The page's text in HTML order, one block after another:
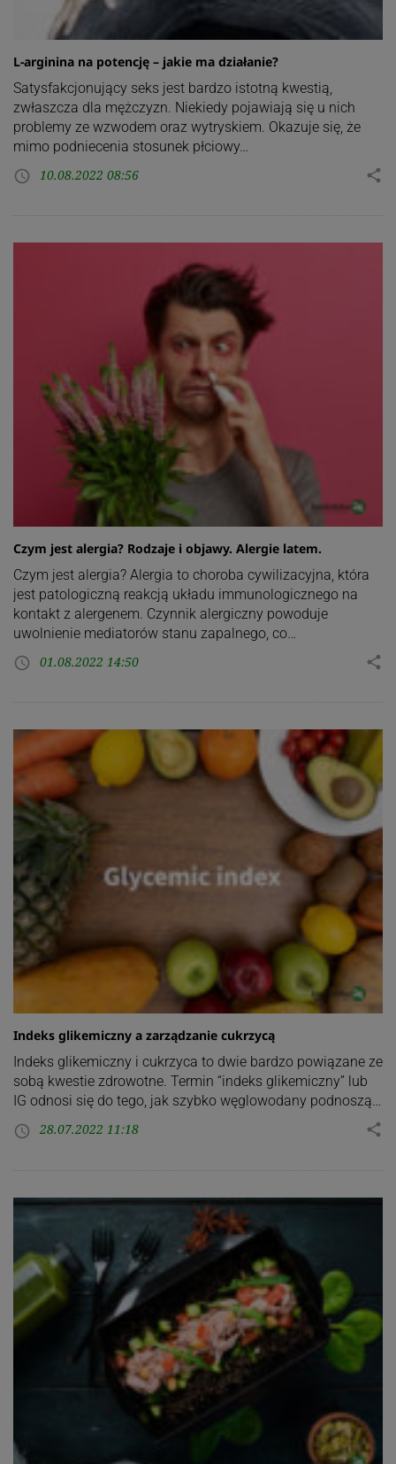
L-arginina na potencję – jakie ma działanie?
Satysfakcjonujący seks jest bardzo istotną kwestią,
zwłaszcza dla mężczyzn. Niekiedy pojawiają się u nich
problemy ze wzwodem oraz wytryskiem. Okazuje się, że
mimo podniecenia stosunek płciowy…
access_time 10.08.2022 08:56 share
Czym jest alergia? Rodzaje i objawy. Alergie latem.
Czym jest alergia? Alergia to choroba cywilizacyjna, która
jest patologiczną reakcją układu immunologicznego na
kontakt z alergenem. Czynnik alergiczny powoduje
uwolnienie mediatorów stanu zapalnego, co…
access_time 01.08.2022 14:50 share
Indeks glikemiczny a zarządzanie cukrzycą
Indeks glikemiczny i cukrzyca to dwie bardzo powiązane ze
sobą kwestie zdrowotne. Termin “indeks glikemiczny” lub
IG odnosi się do tego, jak szybko węglowodany podnoszą…
access_time 28.07.2022 11:18 share